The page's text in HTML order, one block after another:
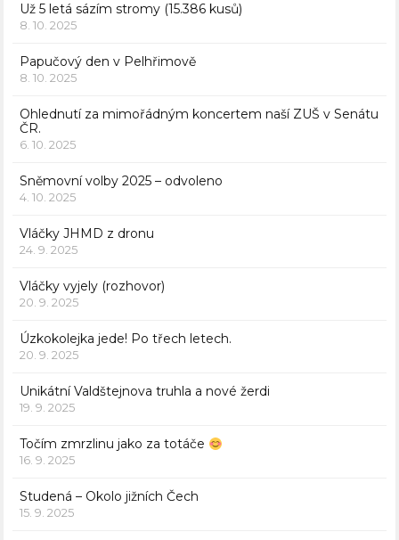
Už 5 letá sázím stromy (15.386 kusů)
8. 10. 2025
Papučový den v Pelhřimově
8. 10. 2025
Ohlednutí za mimořádným koncertem naší ZUŠ v Senátu
ČR.
6. 10. 2025
Sněmovní volby 2025 – odvoleno
4. 10. 2025
Vláčky JHMD z dronu
24. 9. 2025
Vláčky vyjely (rozhovor)
20. 9. 2025
Úzkokolejka jede! Po třech letech.
20. 9. 2025
Unikátní Valdštejnova truhla a nové žerdi
19. 9. 2025
Točím zmrzlinu jako za totáče
16. 9. 2025
Studená – Okolo jižních Čech
15. 9. 2025